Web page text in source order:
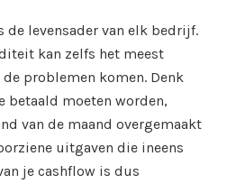
de levensader van elk bedrijf.
kan zelfs het meest
problemen komen. Denk
betaald moeten worden,
van de maand overgemaakt
uitgaven die ineens
je cashflow is dus